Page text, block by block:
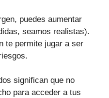
puedes aumentar
seamos realistas).
te permite jugar a ser
significan que no
para acceder a tus